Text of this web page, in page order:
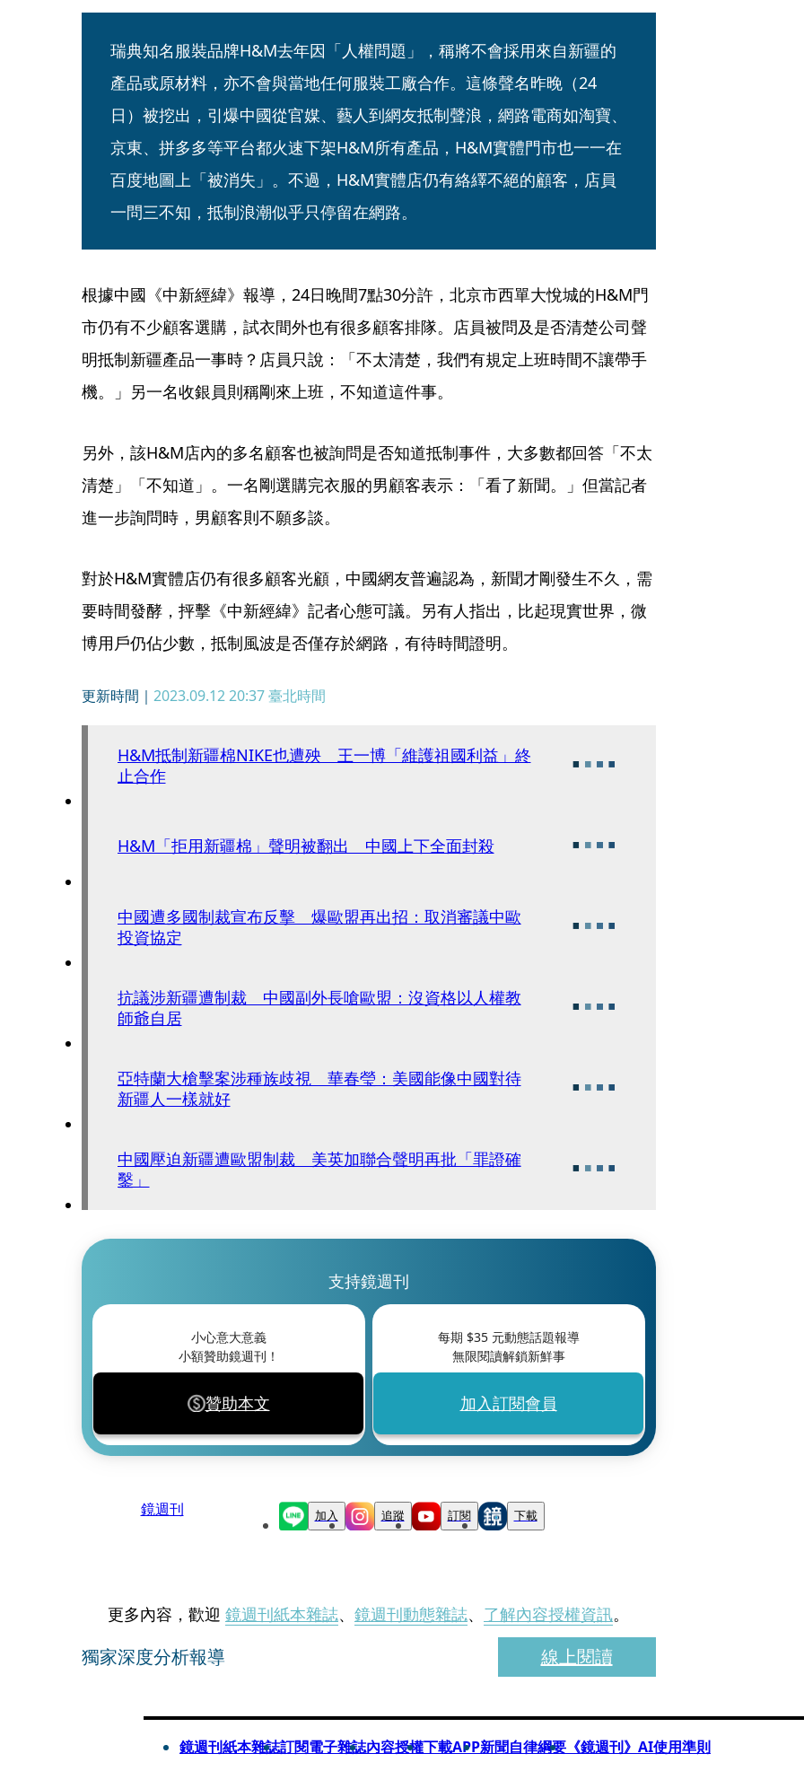
瑞典知名服裝品牌H&M去年因「人權問題」，稱將不會採用來自新疆的
產品或原材料，亦不會與當地任何服裝工廠合作。這條聲名昨晚（24
日）被挖出，引爆中國從官媒、藝人到網友抵制聲浪，網路電商如淘寶、
京東、拼多多等平台都火速下架H&M所有產品，H&M實體門市也一一在
百度地圖上「被消失」。不過，H&M實體店仍有絡繹不絕的顧客，店員
一問三不知，抵制浪潮似乎只停留在網路。
根據中國《中新經緯》報導，24日晚間7點30分許，北京市西單大悅城的H&M門
市仍有不少顧客選購，試衣間外也有很多顧客排隊。店員被問及是否清楚公司聲
明抵制新疆產品一事時？店員只說：「不太清楚，我們有規定上班時間不讓帶手
機。」另一名收銀員則稱剛來上班，不知道這件事。
另外，該H&M店內的多名顧客也被詢問是否知道抵制事件，大多數都回答「不太
清楚」「不知道」。一名剛選購完衣服的男顧客表示：「看了新聞。」但當記者
進一步詢問時，男顧客則不願多談。
對於H&M實體店仍有很多顧客光顧，中國網友普遍認為，新聞才剛發生不久，需
要時間發酵，抨擊《中新經緯》記者心態可議。另有人指出，比起現實世界，微
博用戶仍佔少數，抵制風波是否僅存於網路，有待時間證明。
更新時間｜ 2023.09.12 20:37臺北時間
H&M抵制新疆棉NIKE也遭殃 王一博「維護祖國利益」終
止合作
H&M「拒用新疆棉」聲明被翻出 中國上下全面封殺
中國遭多國制裁宣布反擊 爆歐盟再出招：取消審議中歐
投資協定
抗議涉新疆遭制裁 中國副外長嗆歐盟：沒資格以人權教
師爺自居
亞特蘭大槍擊案涉種族歧視 華春瑩：美國能像中國對待
新疆人一樣就好
中國壓迫新疆遭歐盟制裁 美英加聯合聲明再批「罪證確
鑿」
支持鏡週刊
小心意大意義
小額贊助鏡週刊！
贊助本文
每期 $35元動態話題報導
無限閱讀解鎖新鮮事
加入訂閱會員
鏡週刊 加入 追蹤 訂閱 下載
更多內容，歡迎 鏡週刊紙本雜誌、 鏡週刊動態雜誌、 了解內容授權資訊。
獨家深度分析報導 線上閱讀
鏡週刊紙本雜誌訂閱電子雜誌內容授權下載APP新聞自律綱要 《鏡週刊》AI使用準則